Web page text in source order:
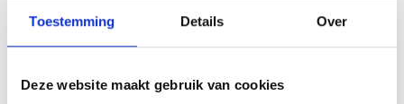
Toestemming Details Over
Deze website maakt gebruik van cookies
Rijswijk
Info/prijzen
Utrecht
Info/prijzen